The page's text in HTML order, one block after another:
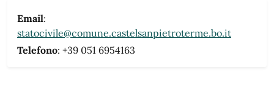
Email:
statocivile@comune.castelsanpietroterme.bo.it
Telefono: +39 051 6954163